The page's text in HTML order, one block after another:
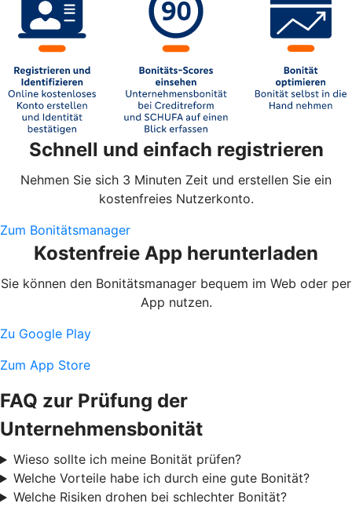
Schnell und einfach registrieren
Nehmen Sie sich 3 Minuten Zeit und erstellen Sie ein
kostenfreies Nutzerkonto.
Zum Bonitätsmanager
Kostenfreie App herunterladen
Sie können den Bonitätsmanager bequem im Web oder per
App nutzen.
Zu Google Play
Zum App Store
FAQ zur Prüfung der
Unternehmensbonität
Wieso sollte ich meine Bonität prüfen?
Welche Vorteile habe ich durch eine gute Bonität?
Welche Risiken drohen bei schlechter Bonität?